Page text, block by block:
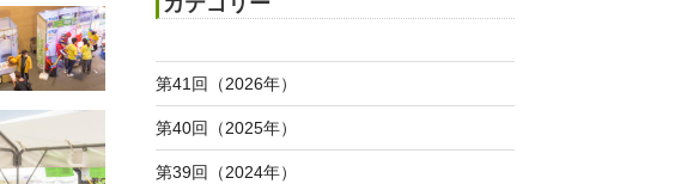
第41回（2026年）
第40回（2025年）
第39回（2024年）